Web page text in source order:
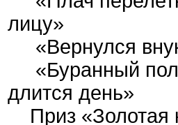
лицу»
«Вернулся
«Буранный
длится день»
Приз «Золотая